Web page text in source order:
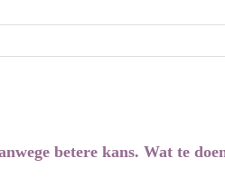
betere kans. Wat te